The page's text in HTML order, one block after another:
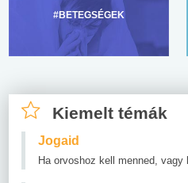
#BETEGSÉGEK
Kiemelt témák
Jogaid
Ha orvoshoz kell menned, vagy